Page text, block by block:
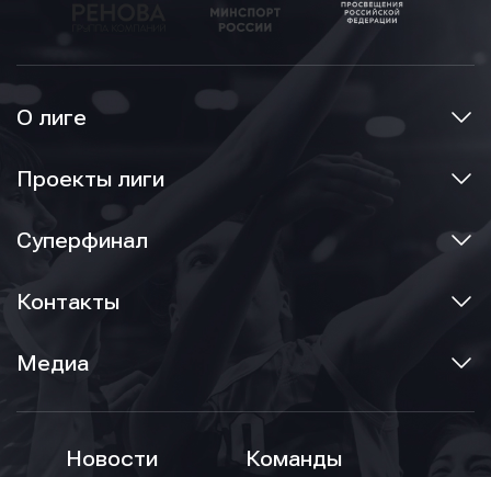
О лиге
Проекты лиги
Суперфинал
Контакты
Медиа
Новости
Команды